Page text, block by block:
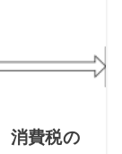
消費税の